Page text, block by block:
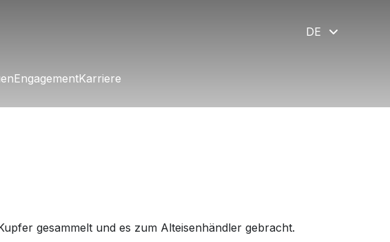
DE
EngagementKarriere
EngagementKarriere
gesammelt und es zum Alteisenhändler gebracht.